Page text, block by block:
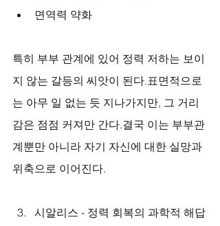
면역력 약화
특히 부부 관계에 있어 정력 저하는 보이
지 않는 갈등의 씨앗이 된다.표면적으로
는 아무 일 없는 듯 지나가지만, 그 거리
감은 점점 커져만 간다.결국 이는 부부관
계뿐만 아니라 자기 자신에 대한 실망과
위축으로 이어진다.
시알리스 - 정력 회복의 과학적 해답